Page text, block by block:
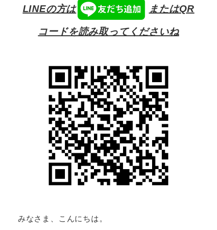
LINEの方は またはQR
コードを読み取ってくださいね
みなさま、こんにちは。